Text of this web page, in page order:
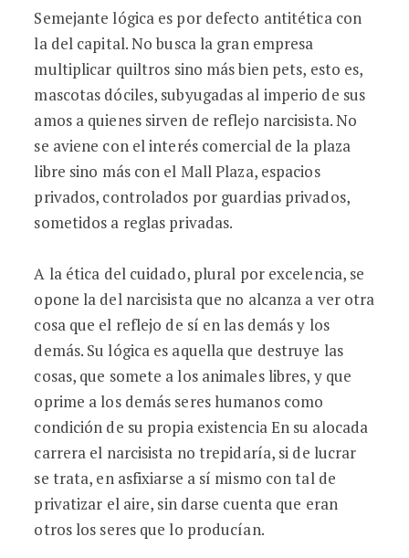
Semejante lógica es por defecto antitética con
la del capital. No busca la gran empresa
multiplicar quiltros sino más bien pets, esto es,
mascotas dóciles, subyugadas al imperio de sus
amos a quienes sirven de reflejo narcisista. No
se aviene con el interés comercial de la plaza
libre sino más con el Mall Plaza, espacios
privados, controlados por guardias privados,
sometidos a reglas privadas.
A la ética del cuidado, plural por excelencia, se
opone la del narcisista que no alcanza a ver otra
cosa que el reflejo de sí en las demás y los
demás. Su lógica es aquella que destruye las
cosas, que somete a los animales libres, y que
oprime a los demás seres humanos como
condición de su propia existencia En su alocada
carrera el narcisista no trepidaría, si de lucrar
se trata, en asfixiarse a sí mismo con tal de
privatizar el aire, sin darse cuenta que eran
otros los seres que lo producían.